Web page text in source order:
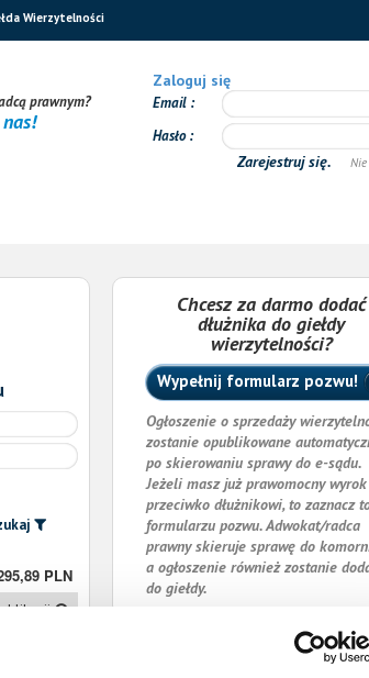
Wierzytelności
prawnym?
Zaloguj się
Email
Hasło
Zarejestruj się. Nie
PLN
Chcesz za darmo dodać
dłużnika do giełdy
wierzytelności?
Wypełnij formularz pozwu!
Ogłoszenie o sprzedaży
zostanie opublikowane
po skierowaniu sprawy do e-sądu.
Jeżeli masz już prawomocny wyrok
przeciwko dłużnikowi, to zaznacz
formularzu pozwu. Adwokat/radca
prawny skieruje sprawę do
a ogłoszenie również zostanie
do giełdy.